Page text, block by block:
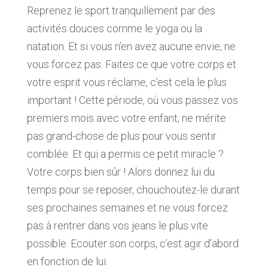
Reprenez le sport tranquillement par des
activités douces comme le yoga ou la
natation. Et si vous n’en avez aucune envie, ne
vous forcez pas. Faites ce que votre corps et
votre esprit vous réclame, c’est cela le plus
important ! Cette période, où vous passez vos
premiers mois avec votre enfant, ne mérite
pas grand-chose de plus pour vous sentir
comblée. Et qui a permis ce petit miracle ?
Votre corps bien sûr ! Alors donnez lui du
temps pour se reposer, chouchoutez-le durant
ses prochaines semaines et ne vous forcez
pas à rentrer dans vos jeans le plus vite
possible. Ecouter son corps, c’est agir d’abord
en fonction de lui.